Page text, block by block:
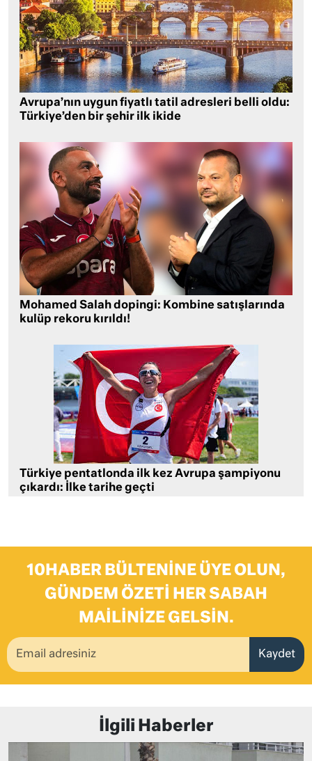
Avrupa’nın uygun fiyatlı tatil adresleri belli oldu:
Türkiye’den bir şehir ilk ikide
Mohamed Salah dopingi: Kombine satışlarında
kulüp rekoru kırıldı!
Türkiye pentatlonda ilk kez Avrupa şampiyonu
çıkardı: İlke tarihe geçti
10HABER BÜLTENINE ÜYE OLUN,
GÜNDEM ÖZETI HER SABAH
MAILINIZE GELSIN.
Kaydet
İlgili Haberler